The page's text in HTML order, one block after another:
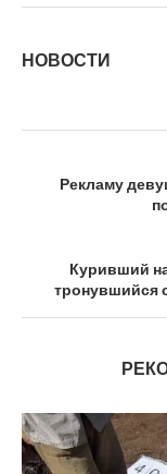
НОВОСТИ
Рекламу
Куривший
тронувшийся